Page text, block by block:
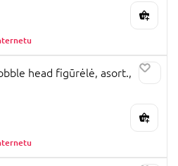
head figūrėlė, asort.,